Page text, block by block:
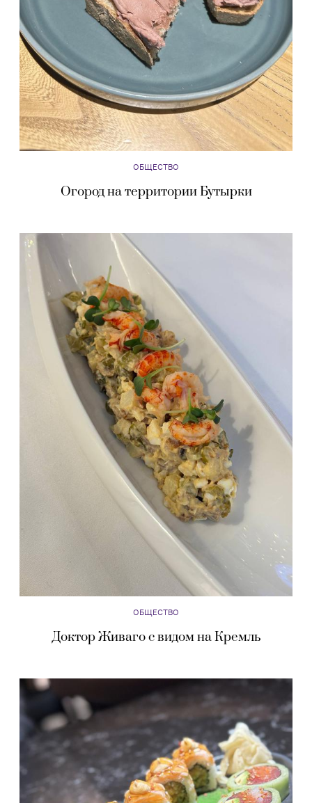
ОБЩЕСТВО
Огород на территории Бутырки
ОБЩЕСТВО
Доктор Живаго с видом на Кремль